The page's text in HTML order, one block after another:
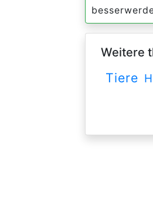
Weitere
Tiere